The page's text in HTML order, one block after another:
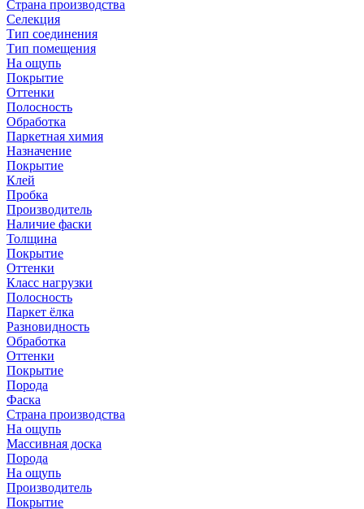
Страна производства
Селекция
Тип соединения
Тип помещения
На ощупь
Покрытие
Оттенки
Полосность
Обработка
Паркетная химия
Назначение
Покрытие
Клей
Пробка
Производитель
Наличие фаски
Толщина
Покрытие
Оттенки
Класс нагрузки
Полосность
Паркет ёлка
Разновидность
Обработка
Оттенки
Покрытие
Порода
Фаска
Страна производства
На ощупь
Массивная доска
Порода
На ощупь
Производитель
Покрытие